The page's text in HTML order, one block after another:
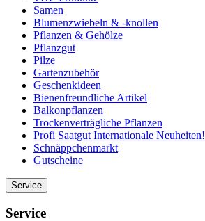
Samen
Blumenzwiebeln & -knollen
Pflanzen & Gehölze
Pflanzgut
Pilze
Gartenzubehör
Geschenkideen
Bienenfreundliche Artikel
Balkonpflanzen
Trockenverträgliche Pflanzen
Profi Saatgut Internationale Neuheiten!
Schnäppchenmarkt
Gutscheine
Service
Service